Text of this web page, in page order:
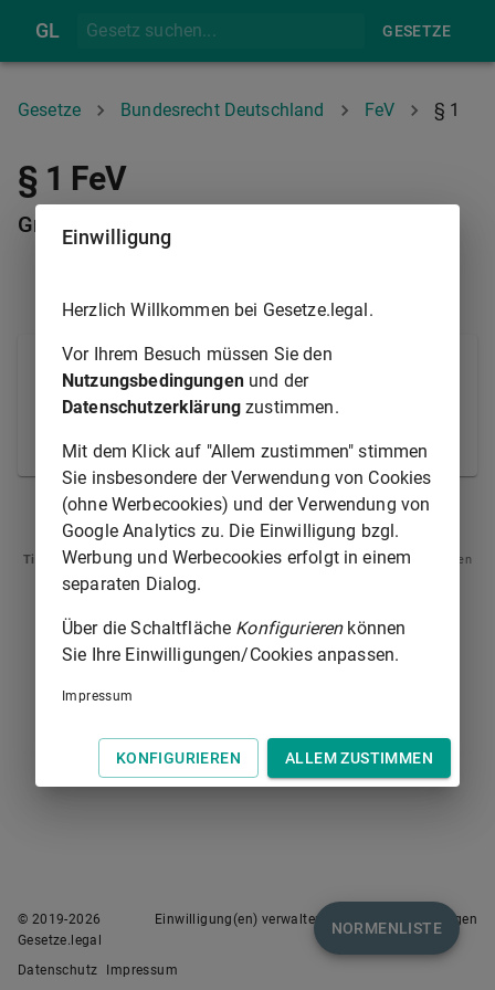
GL GESETZE
Gesetze Bundesrecht Deutschland FeV § 1
§ 1 FeV
Grundregel der Zulassung
Zum Verkehr auf öffentlichen Straßen ist jeder
zugelassen, soweit nicht für die Zulassung zu
einzelnen Verkehrsarten eine Erlaubnis
vorgeschrieben ist.
INHALTSÜBERSICHT § 2
Tipp
: Swipen Sie auf dem Bildschirm links oder rechts zur Navigation zwischen
NORMENLISTE
© 2019-2026
Gesetze.legal
Einwilligung(en) verwalten Nutzungsbedingungen
Datenschutz Impressum
Einwilligung
Herzlich Willkommen bei Gesetze.legal.
Vor Ihrem Besuch müssen Sie den
Nutzungsbedingungenund der
Datenschutzerklärung zustimmen.
Mit dem Klick auf "Allem zustimmen" stimmen
Sie insbesondere der Verwendung von Cookies
(ohne Werbecookies) und der Verwendung von
Google Analytics zu. Die Einwilligung bzgl.
Werbung und Werbecookies erfolgt in einem
separaten Dialog.
Über die Schaltfläche Konfigurierenkönnen
Sie Ihre Einwilligungen/Cookies anpassen.
Impressum
KONFIGURIEREN ALLEM ZUSTIMMEN